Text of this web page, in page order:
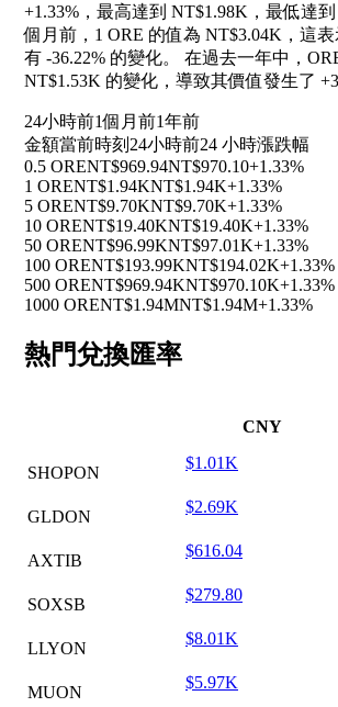
+1.33% ，最高達到 NT$1.98K，最低達
個月前，1 ORE 的值為 NT$3.04K，這
有 -36.22% 的變化。 在過去一年中，
NT$1.53K 的變化，導致其價值發生了
24小時前1個月前1年前
金額當前時刻 24小時前24 小時漲跌幅
0.5 ORENT$969.94NT$970.10+1.33%
1 ORENT$1.94KNT$1.94K+1.33%
5 ORENT$9.70KNT$9.70K+1.33%
10 ORENT$19.40KNT$19.40K+1.33%
50 ORENT$96.99KNT$97.01K+1.33%
100 ORENT$193.99KNT$194.02K+1.33%
500 ORENT$969.94KNT$970.10K+1.33%
1000 ORENT$1.94MNT$1.94M+1.33%
熱門兌換匯率
CNY
SHOPON
$1.01K
GLDON
$2.69K
AXTIB
$616.04
SOXSB
$279.80
LLYON
$8.01K
MUON
$5.97K